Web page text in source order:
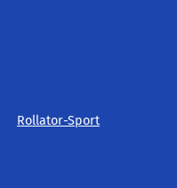
Rollator-Sport